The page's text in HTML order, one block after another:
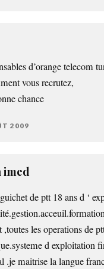
d’orange telecom
vous recrutez,
chance
2009
imed
de ptt 18 ans d ‘
les operations de
d exploitation
.je maitrise la langue